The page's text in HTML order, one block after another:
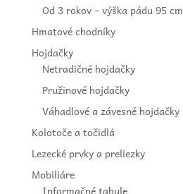
Od 3 rokov – výška pádu 95 cm
Hmatové chodníky
Hojdačky
Netradičné hojdačky
Pružinové hojdačky
Váhadlové a závesné hojdačky
Kolotoče a točidlá
Lezecké prvky a preliezky
Mobiliáre
Informačné tabule